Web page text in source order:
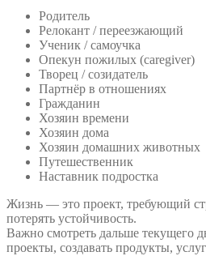
Родитель
Релокант / переезжающий
Ученик / самоучка
Опекун пожилых (caregiver)
Творец / созидатель
Партнёр в отношениях
Гражданин
Хозяин времени
Хозяин дома
Хозяин домашних животных
Путешественник
Наставник подростка
Жизнь — это проект, требующий
потерять устойчивость.
Важно смотреть дальше текущего
проекты, создавать продукты,